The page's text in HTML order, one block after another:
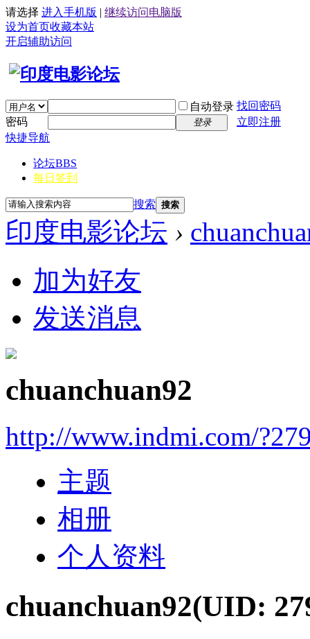
请选择 进入手机版 | 继续访问电脑版
设为首页收藏本站
开启辅助访问
自动登录 找回密码
密码
登录
立即注册
快捷导航
论坛BBS
每日签到
搜索 搜索
印度电影论坛 ›
加为好友
发送消息
chuanchuan92
http://www.indmi.com/
主题
相册
个人资料
chuanchuan92(UID: